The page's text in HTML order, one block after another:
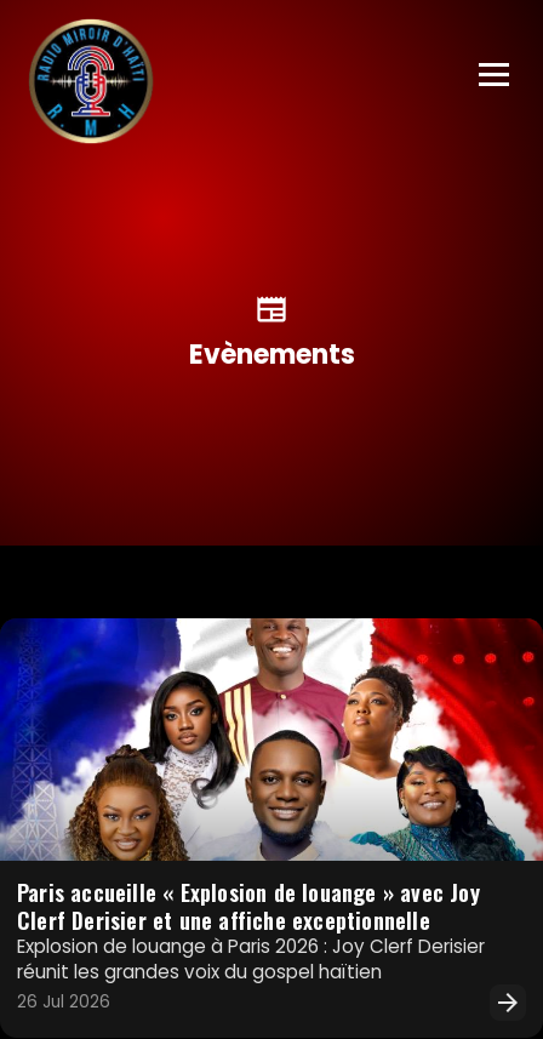
newspaper
Evènements
Paris accueille « Explosion de louange » avec Joy
Clerf Derisier et une affiche exceptionnelle
Explosion de louange à Paris 2026 : Joy Clerf Derisier
réunit les grandes voix du gospel haïtien
26 Jul 2026 arrow_forward